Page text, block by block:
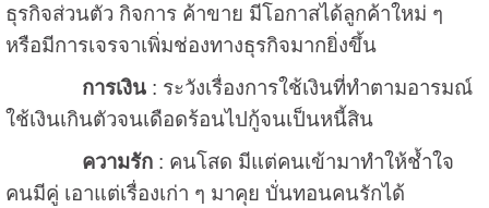
ธุรกิจส่วนตัว กิจการ ค้าขาย มีโอกาสได้ลูกค้าใหม่ ๆ
หรือมีการเจรจาเพิ่มช่องทางธุรกิจมากยิ่งขึ้น
การเงิน: ระวังเรื่องการใช้เงินที่ทำตามอารมณ์
ใช้เงินเกินตัวจนเดือดร้อนไปกู้จนเป็นหนี้สิน
ความรัก: คนโสด มีแต่คนเข้ามาทำให้ช้ำใจ
คนมีคู่ เอาแต่เรื่องเก่า ๆ มาคุย บั่นทอนคนรักได้